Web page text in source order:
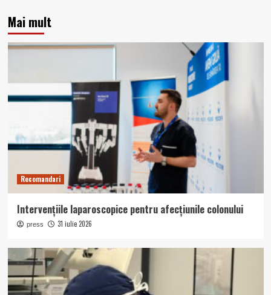
Mai mult
Recomandari
Intervențiile laparoscopice pentru afecțiunile colonului
press 31 iulie 2026